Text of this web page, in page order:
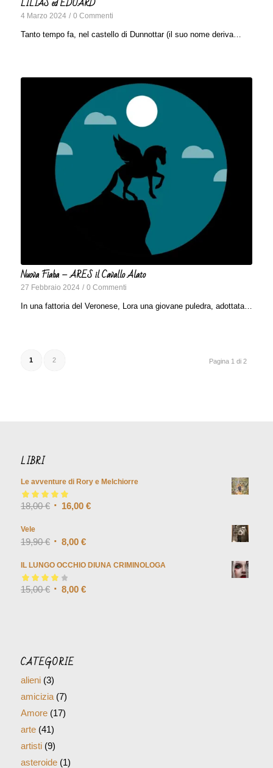
4 Marzo 2024 / 0 Commenti
Tanto tempo fa, nel castello di Dunnottar (il suo nome deriva…
Nuova Fiaba – ARES il Cavallo Alato
27 Febbraio 2024 / 0 Commenti
In una fattoria del Veronese, Lora una giovane puledra, adottata…
Pagina 1 di 2
1 2
LIBRI
Le avventure di Rory e Melchiorre
Valutato5.00
su
18,00€ 16,00 €
Vele
19,90€ 8,00 €
IL LUNGO OCCHIO DIUNA CRIMINOLOGA
Valutato4.00
15,00€ 8,00 €
CATEGORIE
alieni(3)
amicizia(7)
Amore(17)
arte(41)
artisti(9)
asteroide(1)